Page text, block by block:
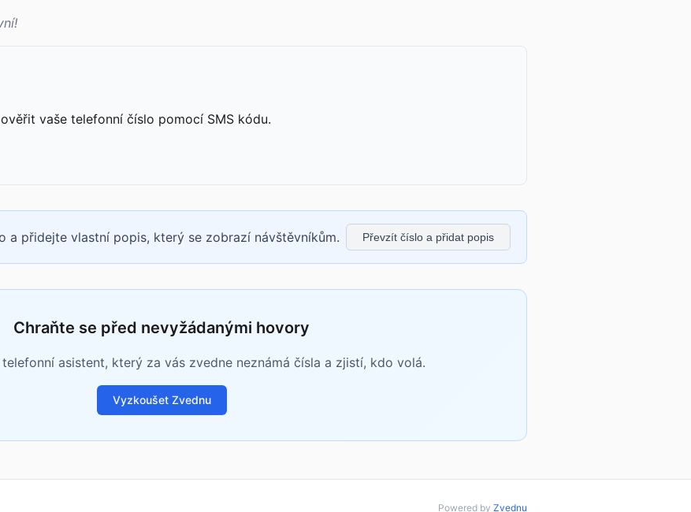
vaše telefonní číslo pomocí SMS kódu.
a přidejte vlastní popis, který se zobrazí návštěvníkům. Převzít číslo a přidat popis
Chraňte se před nevyžádanými hovory
asistent, který za vás zvedne neznámá čísla a zjistí, kdo volá.
Vyzkoušet Zvednu
Powered by Zvednu